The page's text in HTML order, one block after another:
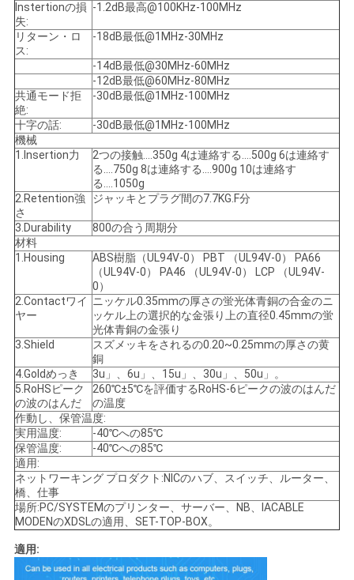
地
図
PRIVACY
POLICY
Instertionの損
失:
-1.2dB最高@100KHz-100MHz
リターン・ロ
ス:
-18dB最低@1MHz-30MHz
-14dB最低@30MHz-60MHz
-12dB最低@60MHz-80MHz
共通モード拒
絶:
-30dB最低@1MHz-100MHz
十字の話:
-30dB最低@1MHz-100MHz
機械
1.Insertion力
2つの接触….350g 4は連絡する….500g 6は連絡す
る….750g 8は連絡する….900g 10は連絡す
る….1050g
2.Retention強
さ
ジャッキとプラグ間の7.7KG.F分
3.Durability
800の合う周期分
材料
1.Housing
ABS樹脂（UL94V-0） PBT （UL94V-0） PA66
（UL94V-0） PA46 （UL94V-0） LCP （UL94V-
0）
2.Contactワイ
ヤー
ニッケル0.35mmの厚さの蛍光体青銅の合金のニ
ッケル上の選択的な金張り上の直径0.45mmの蛍
光体青銅の金張り
3.Shield
スズメッキをされるの0.20~0.25mmの厚さの黄
銅
4.Goldめっき
3u」、6u」、15u」、30u」、50u」。
5.RoHSピーク
の波のはんだ
260℃±5℃を評価するRoHS-6ピークの波のはんだ
の温度
作動し、保管温度:
実用温度:
-40℃への85℃
保管温度:
-40℃への85℃
適用:
ネットワーキング プロダクト:NICのハブ、スイッチ、ルーター、
橋、仕事
場所:PC/SYSTEMのプリンター、サーバー、NB、IACABLE
MODENのXDSLの適用、SET-TOP-BOX。
適用: